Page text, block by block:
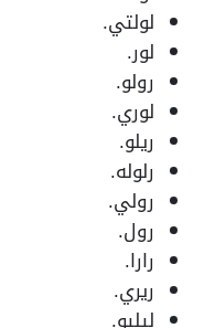
لولتي.
لور.
رولو.
لوري.
ريلو.
رلوله.
رولي.
رول.
رارا.
ريري.
ليليو.